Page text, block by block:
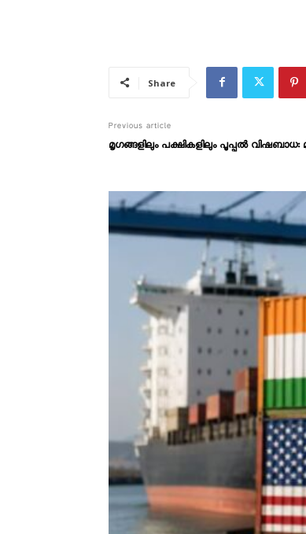
Share
Previous article
മൃഗങ്ങളിലും പക്ഷികളിലും പൂപ്പൽ വിഷബാധ: